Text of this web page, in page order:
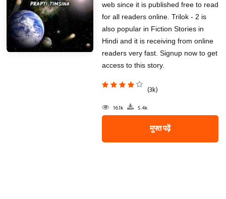
web since it is published free to read
for all readers online. Trilok - 2 is
also popular in Fiction Stories in
Hindi and it is receiving from online
readers very fast. Signup now to get
access to this story.
(3k)
16.1k 5.4k
मुफ्त पढ़ें